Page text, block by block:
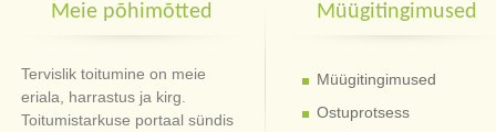
Meie põhimõtted
Tervislik toitumine on meie
eriala, harrastus ja kirg.
Toitumistarkuse portaal sündis
Müügitingimused
Müügitingimused
Ostuprotsess